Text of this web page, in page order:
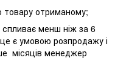
товару отриманому;
спливає менш ніж за 6
це є умовою розпродажу і
місяців менеджер